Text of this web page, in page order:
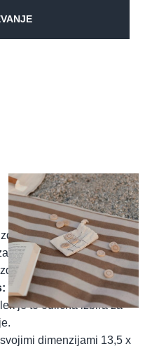
Izdelan iz FSC®-
da les prihaja iz
Z izpustom le 0,16 kg
je to odlična izbira za
dimenzijami 13,5 x